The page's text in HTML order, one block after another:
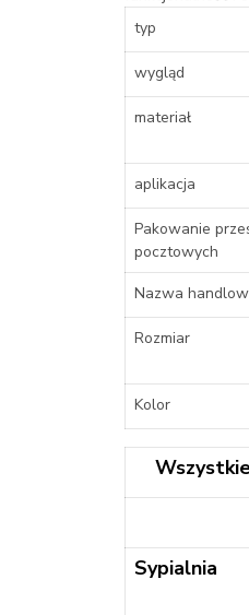
typ
wygląd
materiał
aplikacja
Pakowanie
pocztowych
Nazwa
Rozmiar
Kolor
Sypialnia